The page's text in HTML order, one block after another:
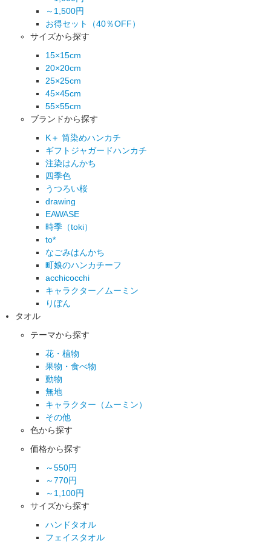
～1,500円
お得セット（40％OFF）
サイズから探す
15×15cm
20×20cm
25×25cm
45×45cm
55×55cm
ブランドから探す
K＋ 筒染めハンカチ
ギフトジャガードハンカチ
注染はんかち
四季色
うつろい桜
drawing
EAWASE
時季（toki）
to*
なごみはんかち
町娘のハンカチーフ
acchicocchi
キャラクター／ムーミン
りぼん
タオル
テーマから探す
花・植物
果物・食べ物
動物
無地
キャラクター（ムーミン）
その他
色から探す
価格から探す
～550円
～770円
～1,100円
サイズから探す
ハンドタオル
フェイスタオル